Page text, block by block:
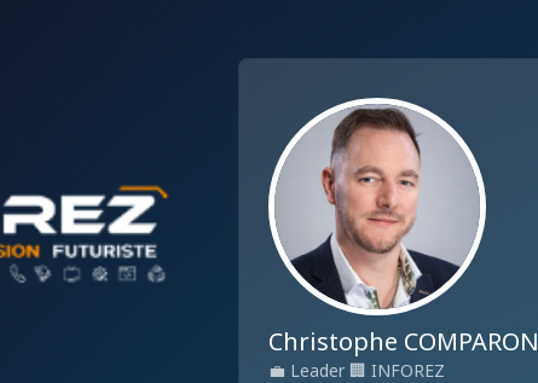
Christophe COMPARON
💼 Leader 🏢 INFOREZ